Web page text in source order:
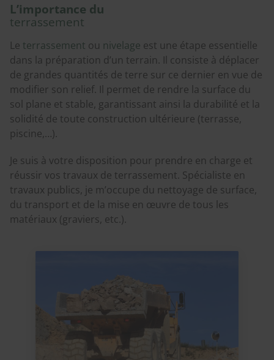
L’importance du
terrassement
Le terrassement ou nivelage est une étape essentielle
dans la préparation d’un terrain. Il consiste à déplacer
de grandes quantités de terre sur ce dernier en vue de
modifier son relief. Il permet de rendre la surface du
sol plane et stable, garantissant ainsi la durabilité et la
solidité de toute construction ultérieure (terrasse,
piscine,…).
Je suis à votre disposition pour prendre en charge et
réussir vos travaux de terrassement. Spécialiste en
travaux publics, je m’occupe du nettoyage de surface,
du transport et de la mise en œuvre de tous les
matériaux (graviers, etc.).